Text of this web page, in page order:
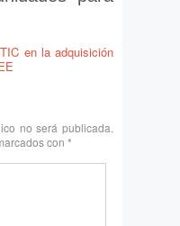
en la adquisición
no será publicada.
con *